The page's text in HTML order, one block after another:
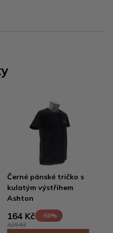
Černé pánské tričko s
kulatým výstřihem
Ashton
164 Kč
-50%
329 Kč